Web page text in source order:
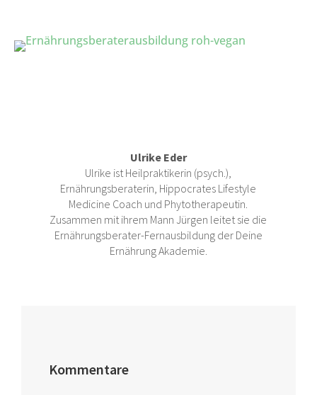
Ulrike Eder
Ulrike ist Heilpraktikerin (psych.),
Ernährungsberaterin, Hippocrates Lifestyle
Medicine Coach und Phytotherapeutin.
Zusammen mit ihrem Mann Jürgen leitet sie die
Ernährungsberater-Fernausbildung der Deine
Ernährung Akademie.
Kommentare